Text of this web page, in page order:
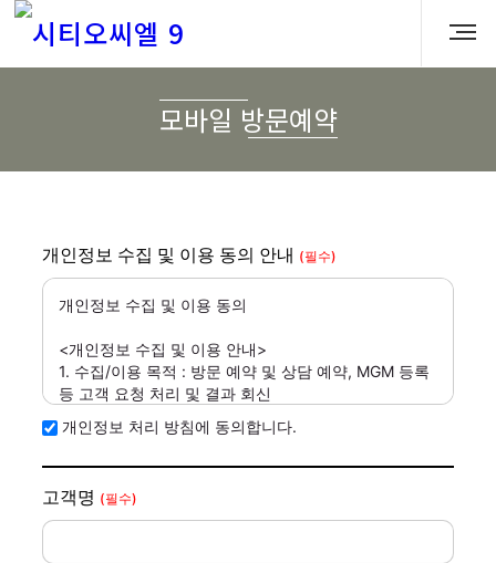
모바일 방문예약
개인정보 수집 및 이용 동의 안내 (필수)
개인정보 수집 및 이용 동의
<개인정보 수집 및 이용 안내>
1. 수집/이용 목적 : 방문 예약 및 상담 예약, MGM 등록
등 고객 요청 처리 및 결과 회신
3. 보유/이용 기간 : 고객 요청 처리 후 파기
모델하우스 방문 예약 및 상담 예약 관련 문의 사항을
위하여 아래와 같이 개인정보를 수집 및 이용합니다.
개인정보 처리 방침에 동의합니다.
고객명 (필수)